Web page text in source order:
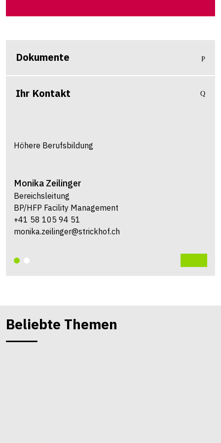
Dokumente
Ihr Kontakt
Höhere Berufsbildung
Monika Zeilinger
Bereichsleitung
BP/HFP Facility Management
+41 58 105 94 51
monika.zeilinger@strickhof.ch
Beliebte Themen